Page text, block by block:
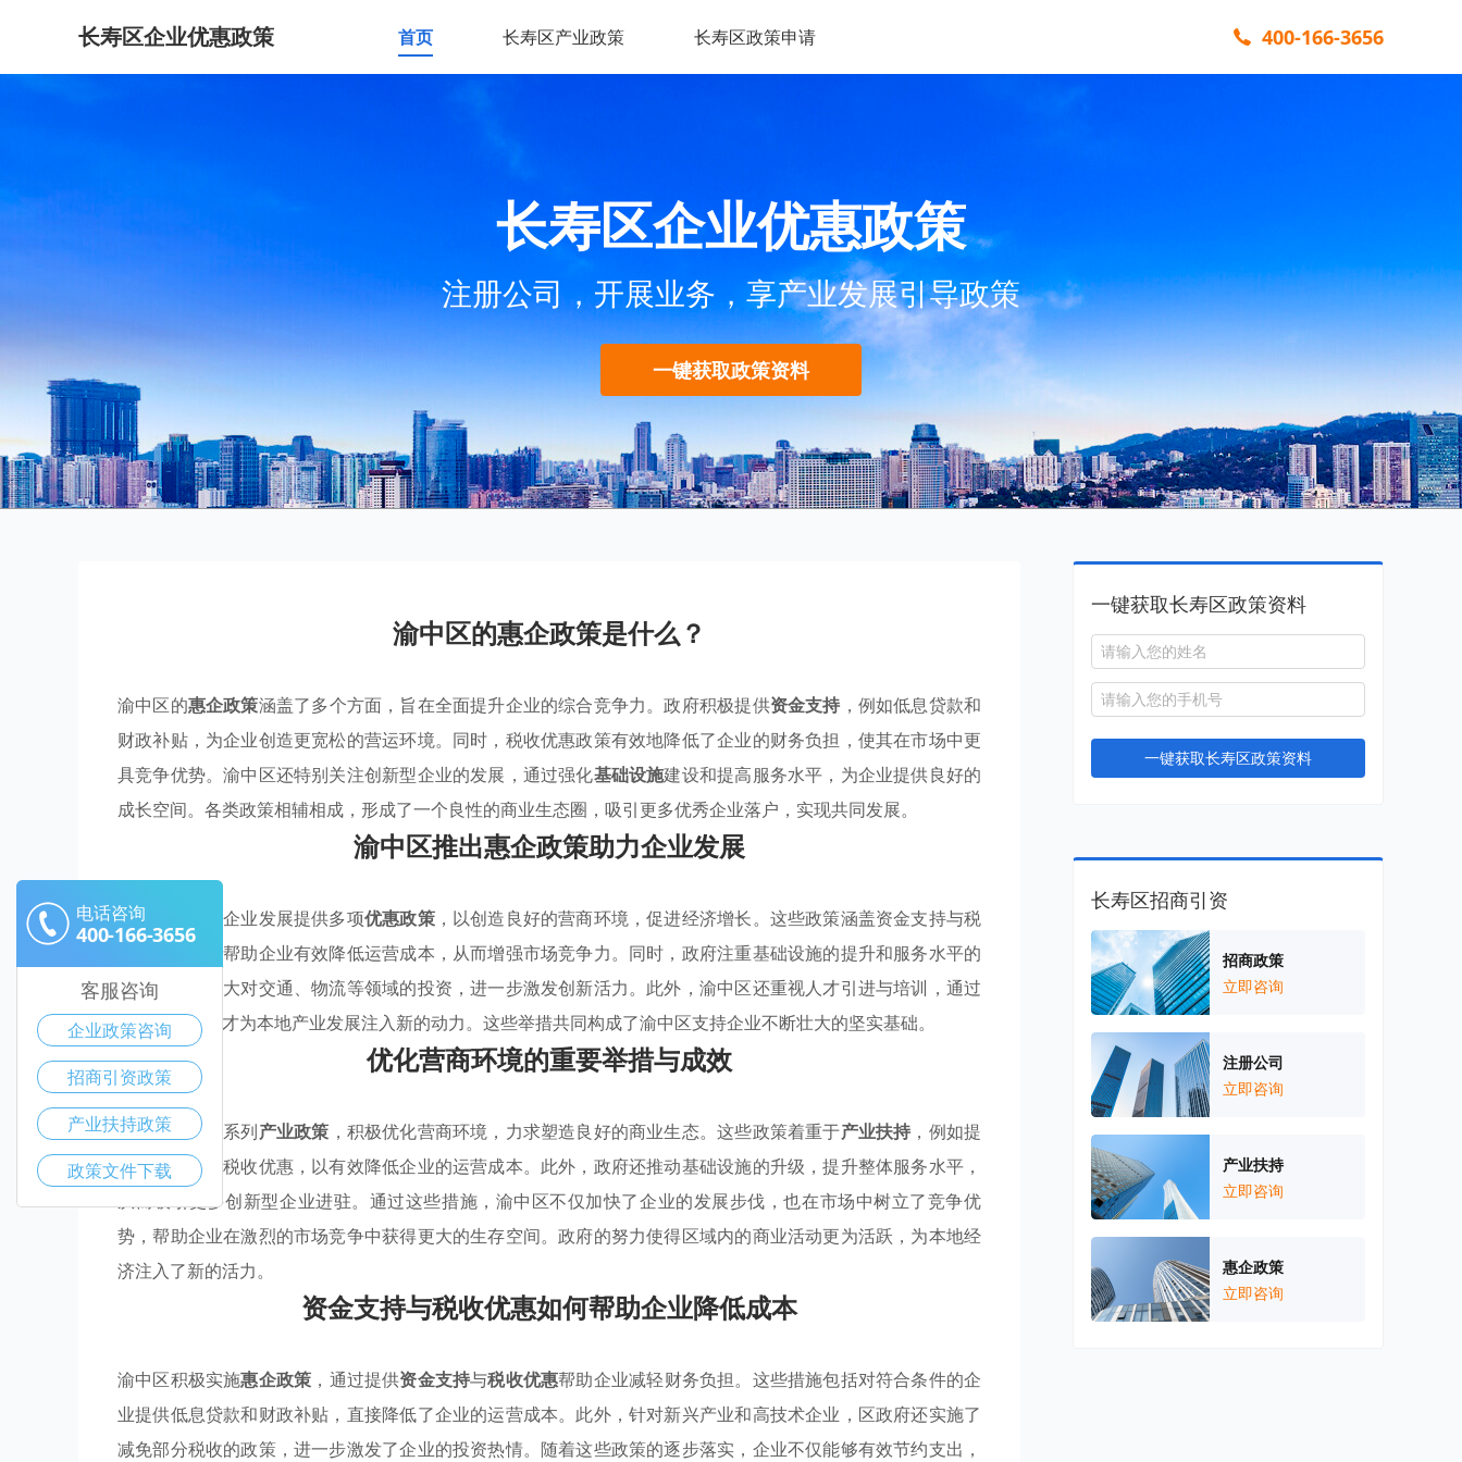
长寿区企业优惠政策 首页 长寿区产业政策 长寿区政策申请 400-166-3656
长寿区企业优惠政策
注册公司，开展业务，享产业发展引导政策
一键获取政策资料
渝中区的惠企政策是什么？
渝中区的惠企政策涵盖了多个方面，旨在全面提升企业的综合竞争力。政府积极提供资金支持 ，例如低息贷款和
财政补贴，为企业创造更宽松的营运环境。同时，税收优惠政策有效地降低了企业的财务负担，使其在市场中更
具竞争优势。渝中区还特别关注创新型企业的发展，通过强化基础设施建设和提高服务水平，为企业提供良好的
成长空间。各类政策相辅相成，形成了一个良性的商业生态圈，吸引更多优秀企业落户，实现共同发展。
渝中区推出惠企政策助力企业发展
渝中区积极为企业发展提供多项优惠政策，以创造良好的营商环境，促进经济增长。这些政策涵盖资金支持与税
收减免，旨在帮助企业有效降低运营成本，从而增强市场竞争力。同时，政府注重基础设施的提升和服务水平的
改善，通过加大对交通、物流等领域的投资，进一步激发创新活力。此外，渝中区还重视人才引进与培训，通过
培养高素质人才为本地产业发展注入新的动力。这些举措共同构成了渝中区支持企业不断壮大的坚实基础。
优化营商环境的重要举措与成效
渝中区通过一系列产业政策 ，积极优化营商环境，力求塑造良好的商业生态。这些政策着重于产业扶持 ，例如提
供资金支持与税收优惠，以有效降低企业的运营成本。此外，政府还推动基础设施的升级，提升整体服务水平，
从而吸引更多创新型企业进驻。通过这些措施，渝中区不仅加快了企业的发展步伐，也在市场中树立了竞争优
势，帮助企业在激烈的市场竞争中获得更大的生存空间。政府的努力使得区域内的商业活动更为活跃，为本地经
济注入了新的活力。
资金支持与税收优惠如何帮助企业降低成本
渝中区积极实施惠企政策 ，通过提供资金支持与税收优惠帮助企业减轻财务负担。这些措施包括对符合条件的企
业提供低息贷款和财政补贴，直接降低了企业的运营成本。此外，针对新兴产业和高技术企业，区政府还实施了
减免部分税收的政策，进一步激发了企业的投资热情。随着这些政策的逐步落实，企业不仅能够有效节约支出，
一键获取长寿区政策资料
一键获取长寿区政策资料
长寿区招商引资
招商政策
立即咨询
注册公司
立即咨询
产业扶持
立即咨询
惠企政策
立即咨询
电话咨询
400-166-3656
客服咨询
企业政策咨询
招商引资政策
产业扶持政策
政策文件下载